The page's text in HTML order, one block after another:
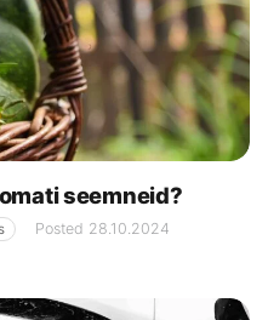
seemneid?
Posted 28.10.2024